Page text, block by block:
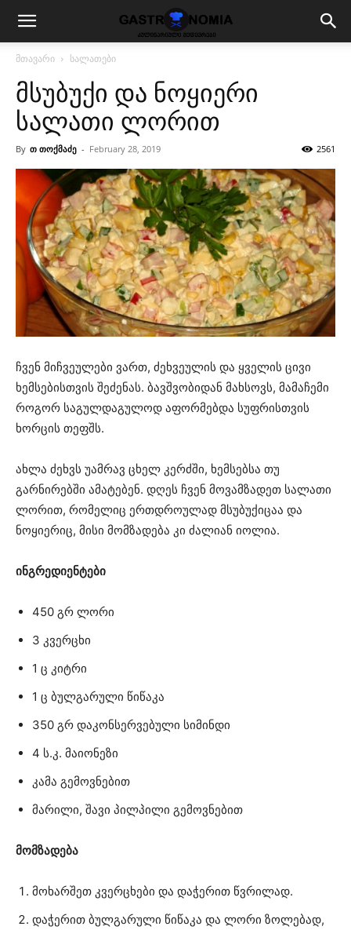
მთავარი სალათები
მსუბუქი და ნოყიერი
სალათი ლორით
By თ თოქმაძე - February 28, 2019 2561
ჩვენ მიჩვეულები ვართ, ძეხვეულის და ყველის ცივი
ხემსებისთვის შეძენას. ბავშვობიდან მახსოვს, მამაჩემი
როგორ საგულდაგულოდ აფორმებდა სუფრისთვის
ხორცის თეფშს.
ახლა ძეხვს უამრავ ცხელ კერძში, ხემსებსა თუ
გარნირებში ამატებენ. დღეს ჩვენ მოვამზადეთ სალათი
ლორით, რომელიც ერთდროულად მსუბუქიცაა და
ნოყიერიც, მისი მომზადება კი ძალიან იოლია.
ინგრედიენტები
450 გრ ლორი
3 კვერცხი
1 ც კიტრი
1 ც ბულგარული წიწაკა
350 გრ დაკონსერვებული სიმინდი
4 ს.კ. მაიონეზი
კამა გემოვნებით
მარილი, შავი პილპილი გემოვნებით
მომზადება
მოხარშეთ კვერცხები და დაჭერით წვრილად.
დაჭერით ბულგარული წიწაკა და ლორი ზოლებად,